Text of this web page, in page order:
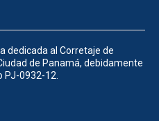
dedicada al Corretaje de
de Panamá, debidamente
PJ-0932-12.